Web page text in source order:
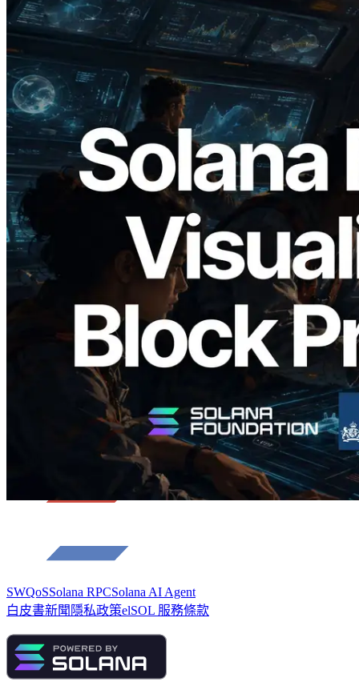
2026.05.24
Validators Solutions 釋出 Solana Block
Analyzer — 以 slot 為單位視覺化區塊生
成時間與負責驗證者
SWQoSSolana RPCSolana AI Agent
白皮書新聞 隱私政策elSOL 服務條款